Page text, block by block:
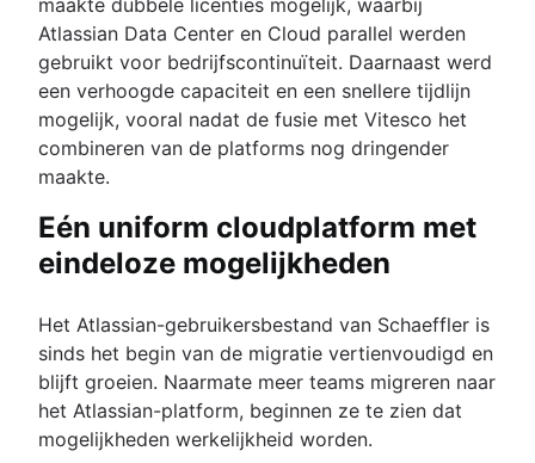
Atlassian Data Center en Cloud parallel werden
gebruikt voor bedrijfscontinuïteit. Daarnaast werd
een verhoogde capaciteit en een snellere tijdlijn
mogelijk, vooral nadat de fusie met Vitesco het
combineren van de platforms nog dringender
maakte.
Eén uniform cloudplatform met
eindeloze mogelijkheden
Het Atlassian-gebruikersbestand van Schaeffler is
sinds het begin van de migratie vertienvoudigd en
blijft groeien. Naarmate meer teams migreren naar
het Atlassian-platform, beginnen ze te zien dat
mogelijkheden werkelijkheid worden.